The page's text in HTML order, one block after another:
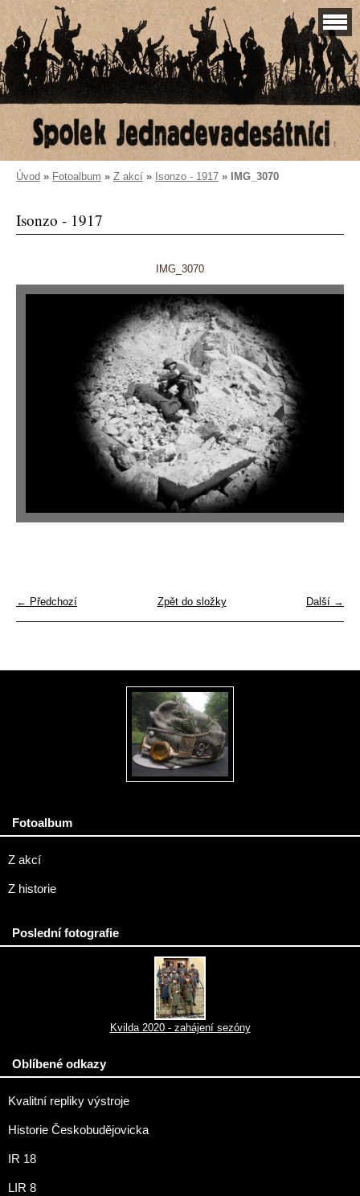
Úvod » Fotoalbum » Z akcí » Isonzo - 1917 » IMG_3070
Isonzo - 1917
IMG_3070
← Předchozí Další →
Zpět do složky
Fotoalbum
Z akcí
Z historie
Poslední fotografie
Kvilda 2020 - zahájení sezóny
Oblíbené odkazy
Kvalitní repliky výstroje
Historie Českobudějovicka
IR 18
LIR 8